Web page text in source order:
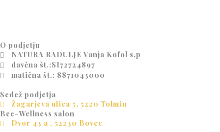
O podjetju
NATURA RADULJE Vanja Kofol s.p
davčna št.:SI72724897
matična št.: 8871043000
Sedež podjetja
Žagarjeva ulica 5, 5220 Tolmin
Bee-Wellness salon
Dvor 43 a , 52230 Bovec